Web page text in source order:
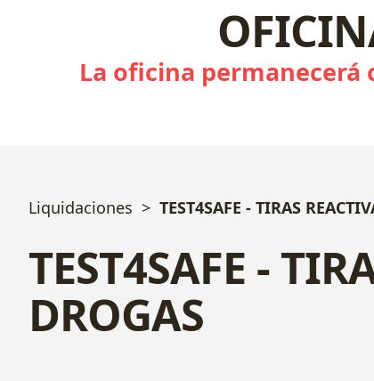
La oficina permanecerá
Liquidaciones TEST4SAFE - TIRAS
TEST4SAFE -
DROGAS